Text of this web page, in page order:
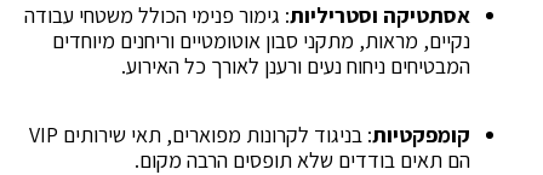
אסתטיקה וסטריליות: גימור פנימי הכולל משטחי עבודה
נקיים, מראות, מתקני סבון אוטומטיים וריחנים מיוחדים
המבטיחים ניחוח נעים ורענן לאורך כל האירוע.
קומפקטיות
: בניגוד לקרונות מפוארים, תאי שירותים VIP
הם תאים בודדים שלא תופסים הרבה מקום.